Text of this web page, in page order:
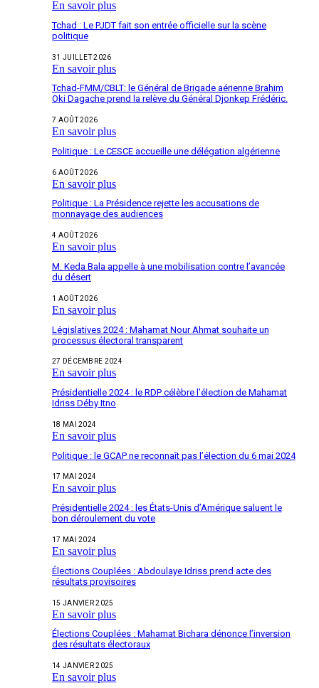
En savoir plus
Tchad : Le PJDT fait son entrée officielle sur la scène
politique
31 JUILLET 2026
En savoir plus
Tchad-FMM/CBLT: le Général de Brigade aérienne Brahim
Oki Dagache prend la relève du Général Djonkep Frédéric.
7 AOÛT 2026
En savoir plus
Politique : Le CESCE accueille une délégation algérienne
6 AOÛT 2026
En savoir plus
Politique : La Présidence rejette les accusations de
monnayage des audiences
4 AOÛT 2026
En savoir plus
M. Keda Bala appelle à une mobilisation contre l’avancée
du désert
1 AOÛT 2026
En savoir plus
Législatives 2024 : Mahamat Nour Ahmat souhaite un
processus électoral transparent
27 DÉCEMBRE 2024
En savoir plus
Présidentielle 2024 : le RDP célèbre l’élection de Mahamat
Idriss Déby Itno
18 MAI 2024
En savoir plus
Politique : le GCAP ne reconnaît pas l’élection du 6 mai 2024
17 MAI 2024
En savoir plus
Présidentielle 2024 : les États-Unis d’Amérique saluent le
bon déroulement du vote
17 MAI 2024
En savoir plus
Élections Couplées : Abdoulaye Idriss prend acte des
résultats provisoires
15 JANVIER 2025
En savoir plus
Élections Couplées : Mahamat Bichara dénonce l’inversion
des résultats électoraux
14 JANVIER 2025
En savoir plus